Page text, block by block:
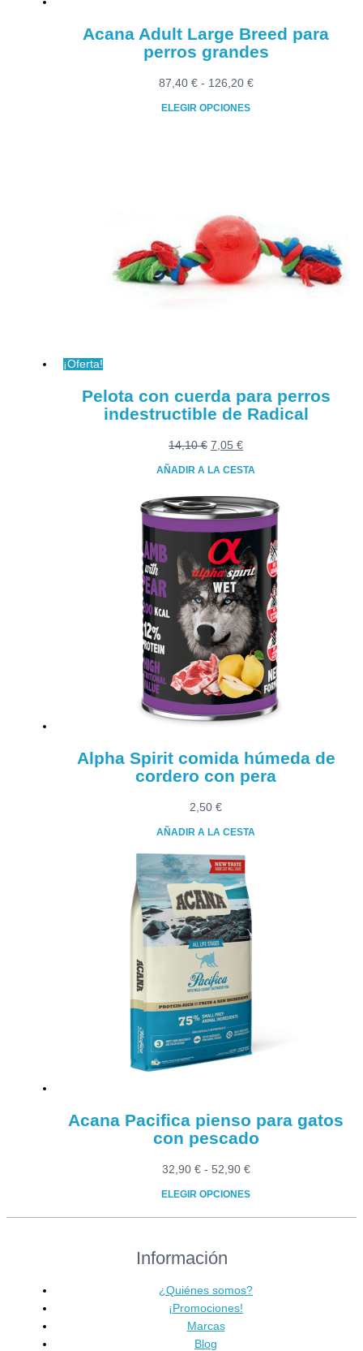
Acana Adult Large Breed para
perros grandes
87,40 € - 126,20 €Rango
ELEGIR OPCIONES
Las
opciones
se
pueden
¡Oferta!
Pelota con cuerda para perros
indestructible de Radical
14,10€ El
era:
14,10 €.
7,05 €El
es:
7,05 €.
AÑADIR A LA CESTA
Alpha Spirit comida húmeda de
cordero con pera
2,50 €
AÑADIR A LA CESTA
Acana Pacifica pienso para gatos
con pescado
32,90 € - 52,90 €Rango
ELEGIR OPCIONES
Este
tiene
variantes.
Las
opciones
se
Información
¿Quiénes somos?
¡Promociones!
Marcas
Blog